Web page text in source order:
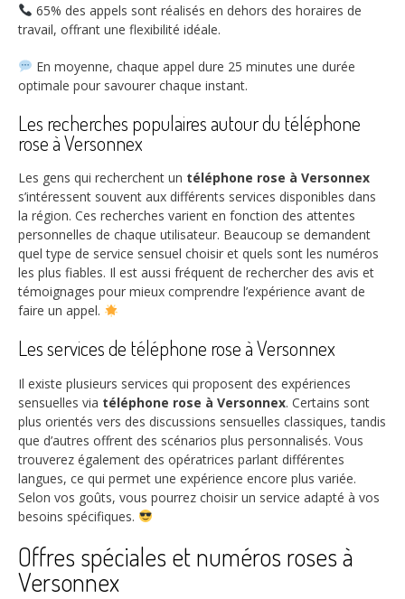
65% des appels sont réalisés en dehors des horaires de
travail, offrant une flexibilité idéale.
En moyenne, chaque appel dure 25 minutes une durée
optimale pour savourer chaque instant.
Les recherches populaires autour du téléphone
rose à Versonnex
Les gens qui recherchent un téléphone rose à Versonnex
s’intéressent souvent aux différents services disponibles dans
la région. Ces recherches varient en fonction des attentes
personnelles de chaque utilisateur. Beaucoup se demandent
quel type de service sensuel choisir et quels sont les numéros
les plus fiables. Il est aussi fréquent de rechercher des avis et
témoignages pour mieux comprendre l’expérience avant de
faire un appel.
Les services de téléphone rose à Versonnex
Il existe plusieurs services qui proposent des expériences
sensuelles via téléphone rose à Versonnex. Certains sont
plus orientés vers des discussions sensuelles classiques, tandis
que d’autres offrent des scénarios plus personnalisés. Vous
trouverez également des opératrices parlant différentes
langues, ce qui permet une expérience encore plus variée.
Selon vos goûts, vous pourrez choisir un service adapté à vos
besoins spécifiques.
Offres spéciales et numéros roses à
Versonnex